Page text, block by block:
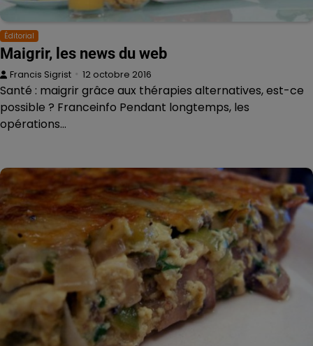
Éditorial
Maigrir, les news du web
Francis Sigrist 12 octobre 2016
Santé : maigrir grâce aux thérapies alternatives, est-ce
possible ? Franceinfo Pendant longtemps, les
opérations…